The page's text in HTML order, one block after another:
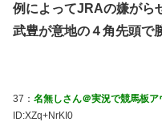
例によってJRAの嫌がら
武豊が意地の４角先頭で
37： 名無しさん＠実況で競馬板ア
ID:XZq+NrKI0